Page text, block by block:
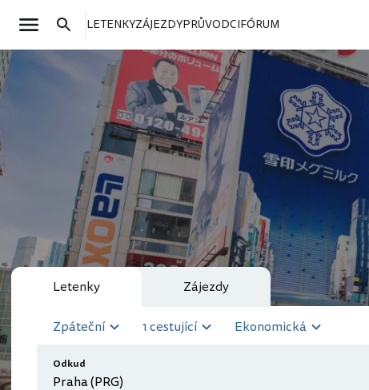
LETENKYZÁJEZDYPRŮVODCIFÓRUM
Letenky Zájezdy
Zpáteční 1 cestující Ekonomická
Odkud